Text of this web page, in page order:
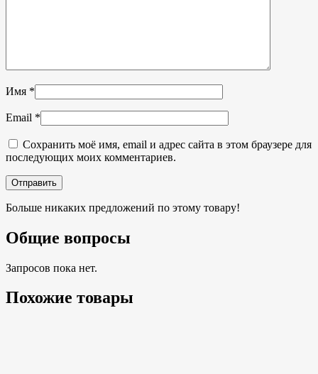
Имя *
Email *
Сохранить моё имя, email и адрес сайта в этом браузере для
последующих моих комментариев.
Больше никаких предложений по этому товару!
Общие вопросы
Запросов пока нет.
Похожие товары